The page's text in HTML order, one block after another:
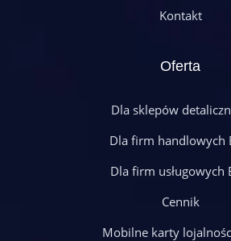
Kontakt
Oferta
Dla sklepów
Dla firm handlowych
Dla firm usługowych
Cennik
Mobilne karty